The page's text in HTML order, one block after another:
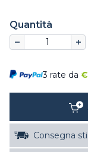
Quantità
3 rate da €
Consegna